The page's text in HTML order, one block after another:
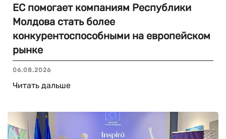
ЕС помогает компаниям Республики
Молдова стать более
конкурентоспособными на европейском
рынке
06.08.2026
Читать дальше